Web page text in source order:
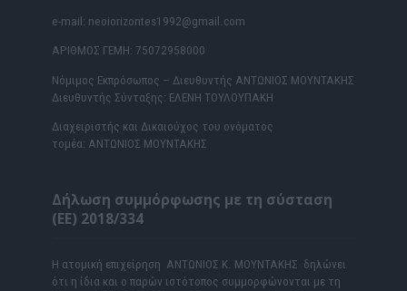
e-mail: neoiorizontes1992@gmail.com
ΑΡΙΘΜΟΣ ΓΕΜΗ: 75072958000
Νόμιμος Εκπρόσωπος – Διευθυντής ΑΝΤΩΝΙΟΣ ΜΟΥΝΤΑΚΗΣ
Διευθυντής Σύνταξης: ΕΛΕΝΗ ΤΟΥΛΟΥΠΑΚΗ
Διαχειριστής και Δικαιούχος του ονόματος
τομέα: ΑΝΤΩΝΙΟΣ ΜΟΥΝΤΑΚΗΣ
Δήλωση συμμόρφωσης με τη σύσταση
(ΕΕ) 2018/334
Η ατομική επιχείρηση ΑΝΤΩΝΙΟΣ Κ. ΜΟΥΝΤΑΚΗΣ δηλώνει
ότι η ίδια και ο παρών ιστότοπος συμμορφώνονται με τη